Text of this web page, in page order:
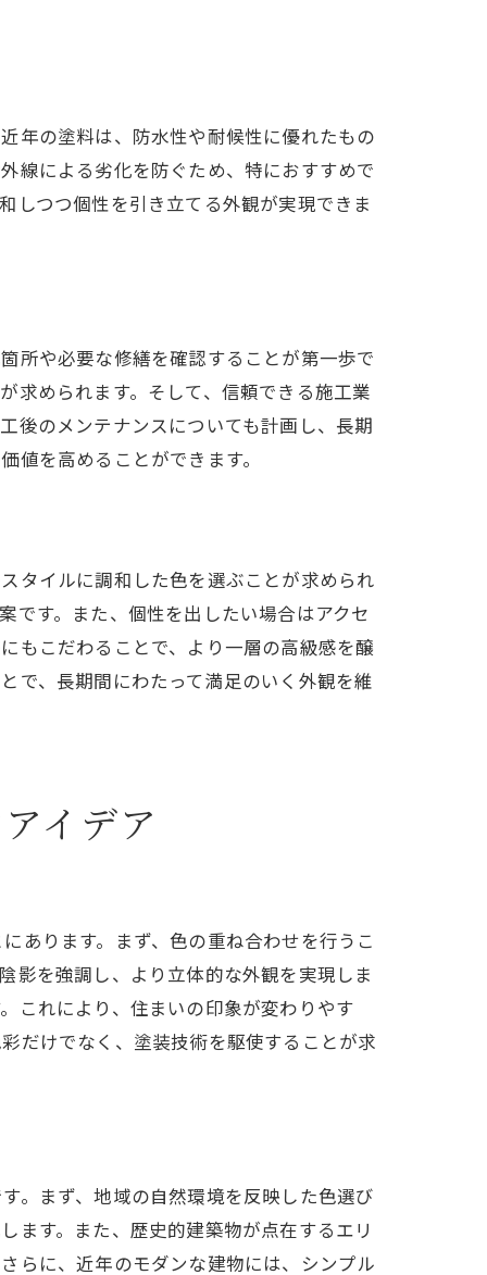
年の塗料は、防水性や耐候性に優れたもの
線による劣化を防ぐため、特におすすめで
しつつ個性を引き立てる外観が実現できま
所や必要な修繕を確認することが第一歩で
求められます。そして、信頼できる施工業
後のメンテナンスについても計画し、長期
を高めることができます。
タイルに調和した色を選ぶことが求められ
です。また、個性を出したい場合はアクセ
もこだわることで、より一層の高級感を醸
で、長期間にわたって満足のいく外観を維
イデア
あります。まず、色の重ね合わせを行うこ
影を強調し、より立体的な外観を実現しま
これにより、住まいの印象が変わりやす
だけでなく、塗装技術を駆使することが求
。まず、地域の自然環境を反映した色選び
ます。また、歴史的建築物が点在するエリ
らに、近年のモダンな建物には、シンプル